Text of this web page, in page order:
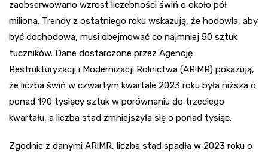
zaobserwowano wzrost liczebności świń o około pół
miliona. Trendy z ostatniego roku wskazują, że hodowla, aby
być dochodowa, musi obejmować co najmniej 50 sztuk
tuczników. Dane dostarczone przez Agencję
Restrukturyzacji i Modernizacji Rolnictwa (ARiMR) pokazują,
że liczba świń w czwartym kwartale 2023 roku była niższa o
ponad 190 tysięcy sztuk w porównaniu do trzeciego
kwartału, a liczba stad zmniejszyła się o ponad tysiąc.
Zgodnie z danymi ARiMR, liczba stad spadła w 2023 roku o